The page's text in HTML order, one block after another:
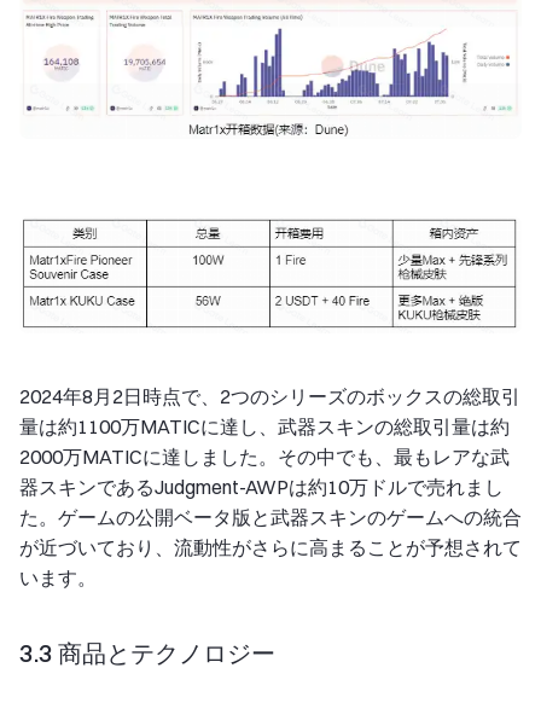
2024年8月2日時点で、2つのシリーズのボックスの総取引
量は約1100万MATICに達し、武器スキンの総取引量は約
2000万MATICに達しました。その中でも、最もレアな武
器スキンであるJudgment-AWPは約10万ドルで売れまし
た。ゲームの公開ベータ版と武器スキンのゲームへの統合
が近づいており、流動性がさらに高まることが予想されて
います。
3.3 商品とテクノロジー